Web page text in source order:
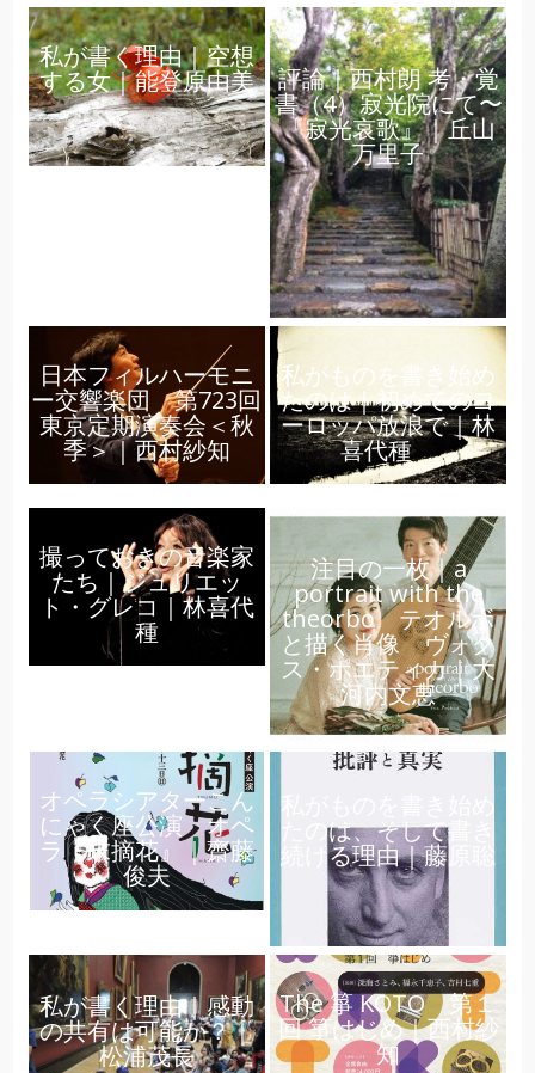
私が書く理由｜空想
する女｜能登原由美 評論｜西村朗 考・覚
書（4）寂光院にて〜
『寂光哀歌』｜丘山
万里子
日本フィルハーモニ
ー交響楽団 第723回
東京定期演奏会＜秋
季＞｜西村紗知
私がものを書き始め
たのは｜初めてのヨ
ーロッパ放浪で｜林
喜代種
撮っておきの音楽家
たち｜ジュリエッ
ト・グレコ｜林喜代
種
注目の一枚｜a
portrait with the
theorbo テオルボ
と描く肖像 ヴォク
ス・ポエティカ｜大
河内文恵
オペラシアターこん
にゃく座公演 オペ
ラ『末摘花』｜齋藤
俊夫
私がものを書き始め
たのは、そして書き
続ける理由｜藤原聡
私が書く理由｜感動
の共有は可能か？｜
松浦茂長
The 箏 KOTO 第１
回 箏はじめ｜西村紗
知